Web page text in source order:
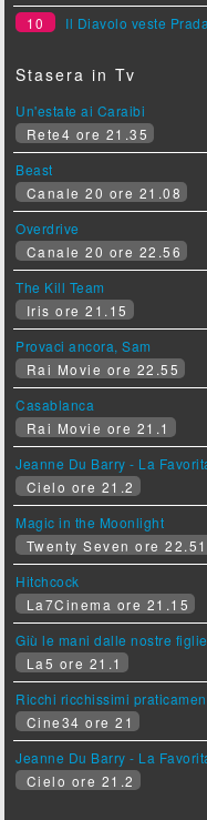
10
Il Diavolo veste
Stasera in Tv
Un'estate ai Caraibi
Rete4 ore 21.35
Beast
Canale 20 ore 21.08
Overdrive
Canale 20 ore 22.56
The Kill Team
Iris ore 21.15
Provaci ancora, Sam
Rai Movie ore 22.55
Casablanca
Rai Movie ore 21.1
Jeanne Du Barry - La
Cielo ore 21.2
Magic in the Moonlight
Twenty Seven ore 22.51
Hitchcock
La7Cinema ore 21.15
Giù le mani dalle nostre figlie
La5 ore 21.1
Ricchi ricchissimi
Cine34 ore 21
Jeanne Du Barry - La
Cielo ore 21.2